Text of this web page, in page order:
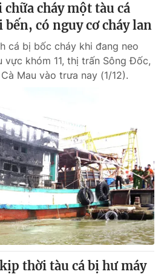
cháy một tàu cá
có nguy cơ cháy lan
cá bị bốc cháy khi đang neo
vực khóm 11, thị trấn Sông Đốc,
Mau vào trưa nay (1/12).
thời tàu cá bị hư máy